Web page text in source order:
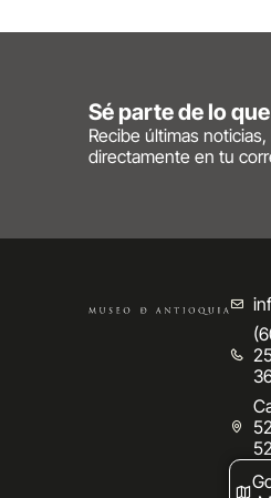
Sé parte de lo
Recibe últimas
directamente en tu